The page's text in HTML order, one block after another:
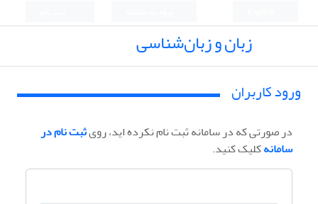
زبان و زبان‌شناسی
ورود کاربران
در صورتی که در سامانه ثبت نام نکرده اید، رویثبت نام در
سامانهکلیک کنید.